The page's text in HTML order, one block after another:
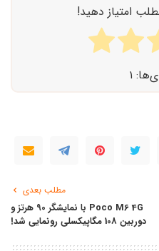
امتیاز دهید!
۱
مطلب بعدی
Poco M6 4G با نمایشگر 90 هرتز و
دوربین 108 مگاپیکسلی رونمایی شد!